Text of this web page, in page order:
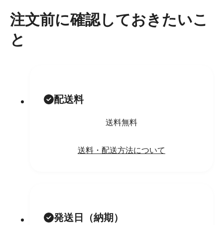
注文前に確認しておきたいこ
と
配送料
送料無料
送料・配送方法について
発送日（納期）